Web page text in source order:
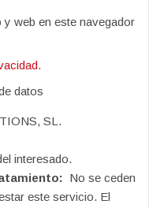
web en este navegador
.
datos
SL.
interesado.
No se ceden
este servicio. El